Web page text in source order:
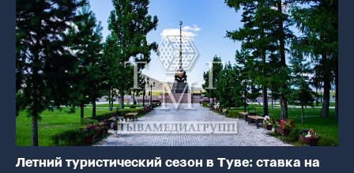
Летний туристический сезон в Туве: ставка на